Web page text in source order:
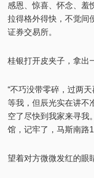
感恩、惊喜、怀念、羞
拉得格外得快，不觉
证券交易所。
桂银打开皮夹子，拿出
“不巧没带零碎，过两
等我，但辰光实在讲不
空了尽快到我家来寻我
馆，记牢了，马斯南
望着对方微微发红的眼